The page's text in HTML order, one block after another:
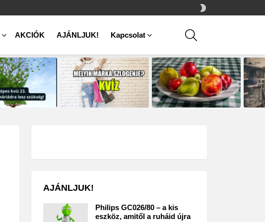
SKIN
AKCIÓK AJÁNLJUK! Kapcsolat
AJÁNLJUK!
Philips GC026/80 – a kis
eszköz, amitől a ruháid újra